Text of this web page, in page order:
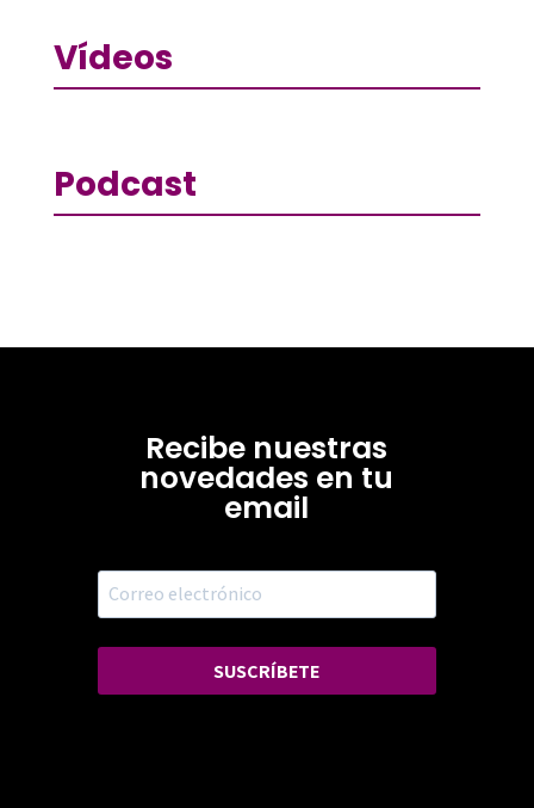
Vídeos
Podcast
Recibe nuestras
novedades en tu
email
SUSCRÍBETE